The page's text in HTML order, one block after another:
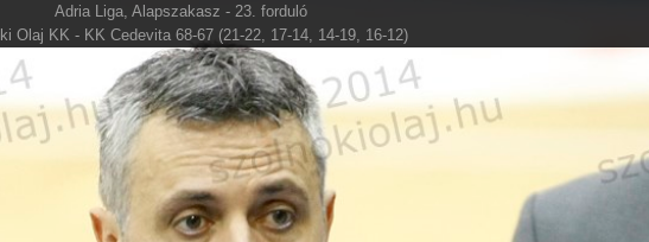
Adria Liga, Alapszakasz - 23. forduló
Olaj KK - KK Cedevita 68-67 (21-22, 17-14, 14-19, 16-12)